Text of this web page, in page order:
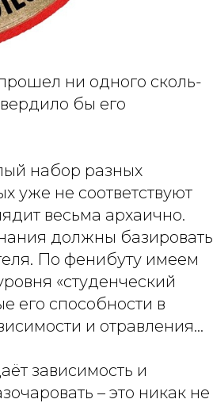
ни одного сколь-
бы его
набор разных
уже не соответствуют
весьма архаично.
должны базировать
По фенибуту имеем
«студенческий
его способности в
и отравления…
зависимость и
– это никак не